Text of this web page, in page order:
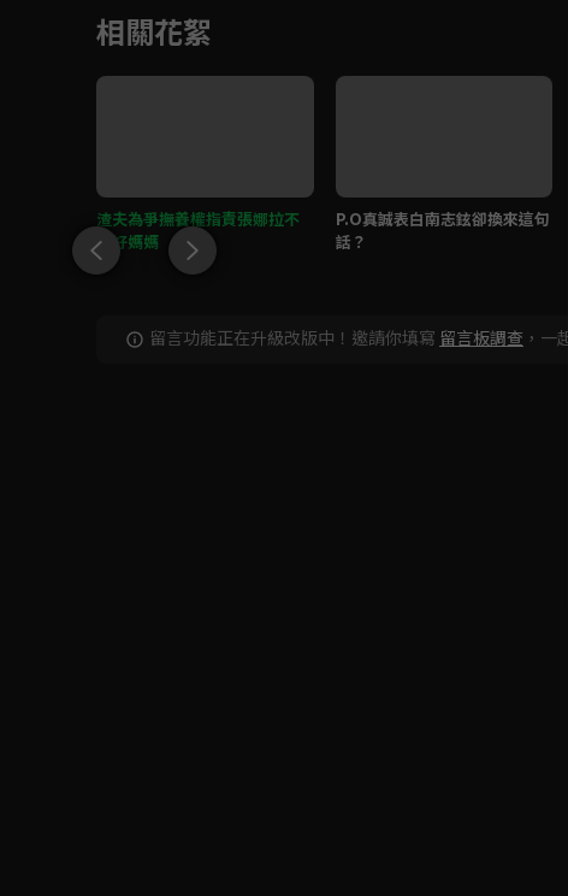
相關花絮
渣夫為爭撫養權指責張娜拉不
是好媽媽
P.O真誠表白南志鉉卻換來這句
話？
留言功能正在升級改版中！邀請你填寫 留言板調查 ，一